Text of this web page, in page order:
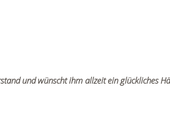
und wünscht ihm allzeit ein glückliches